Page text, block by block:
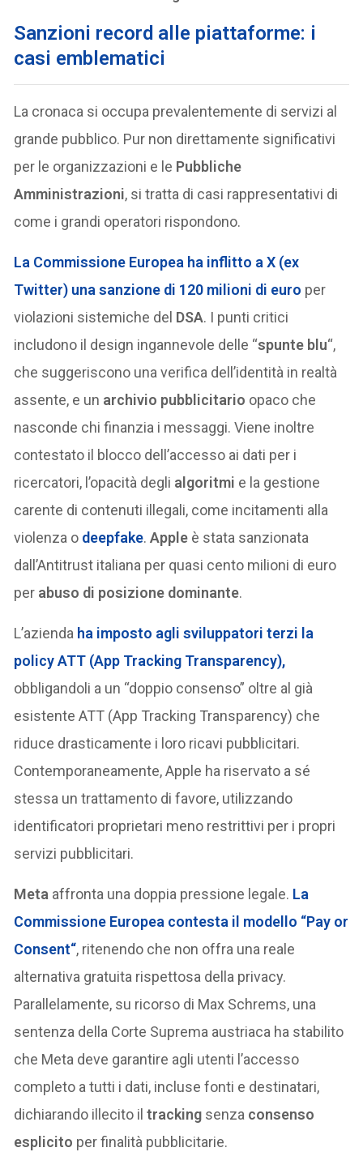
Sanzioni record alle piattaforme: i
casi emblematici
La cronaca si occupa prevalentemente di servizi al
grande pubblico. Pur non direttamente significativi
per le organizzazioni e le Pubbliche
Amministrazioni, si tratta di casi rappresentativi di
come i grandi operatori rispondono.
La Commissione Europea ha inflitto aX (ex
Twitter) una sanzione di 120 milioni di euro per
violazioni sistemiche del DSA. I punti critici
includono il design ingannevole delle “spunte blu“,
che suggeriscono una verifica dell’identità in realtà
assente, e un archivio pubblicitario opaco che
nasconde chi finanzia i messaggi. Viene inoltre
contestato il blocco dell’accesso ai dati per i
ricercatori, l’opacità degli algoritmi e la gestione
carente di contenuti illegali, come incitamenti alla
violenza o deepfake.Apple è stata sanzionata
dall’Antitrust italiana per quasi cento milioni di euro
per abuso di posizione dominante.
L’azienda ha imposto agli sviluppatori terzi la
policyATT (App Tracking Transparency),
obbligandoli a un “doppio consenso” oltre al già
esistente ATT (App Tracking Transparency) che
riduce drasticamente i loro ricavi pubblicitari.
Contemporaneamente, Apple ha riservato a sé
stessa un trattamento di favore, utilizzando
identificatori proprietari meno restrittivi per i propri
servizi pubblicitari.
Meta affronta una doppia pressione legale. La
Commissione Europea contesta il modello “Pay or
Consent“, ritenendo che non offra una reale
alternativa gratuita rispettosa della privacy.
Parallelamente, su ricorso di Max Schrems, una
sentenza della Corte Suprema austriaca ha stabilito
che Meta deve garantire agli utenti l’accesso
completo a tutti i dati, incluse fonti e destinatari,
dichiarando illecito iltracking senza consenso
esplicito per finalità pubblicitarie.